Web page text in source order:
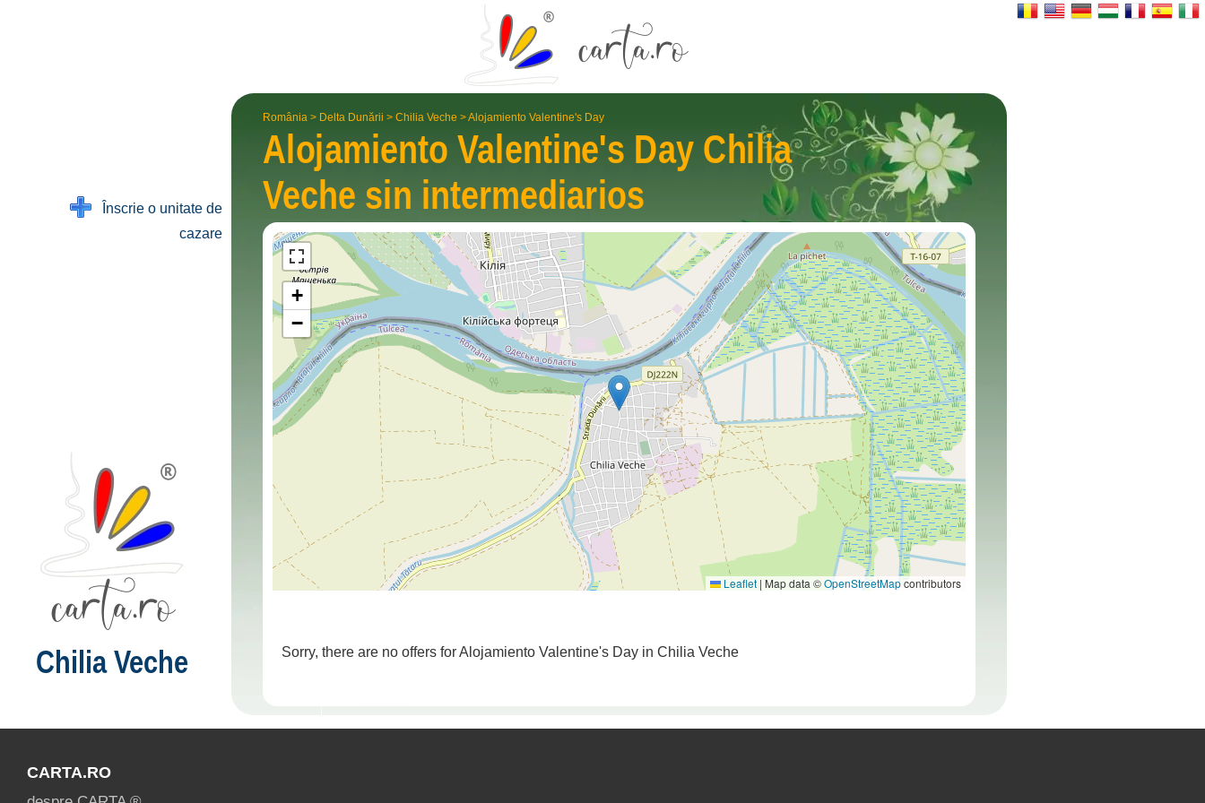
România > Delta Dunării > Chilia Veche >Alojamiento Valentine's Day
Alojamiento Valentine's Day Chilia
Veche sin interme­diarios
+
−
Leaflet | Map data ©OpenStreetMapcontributors
Sorry, there are no offers for Alojamiento Valentine's Day in Chilia Veche
Înscrie o unitate de
cazare
Chilia Veche
CARTA.RO